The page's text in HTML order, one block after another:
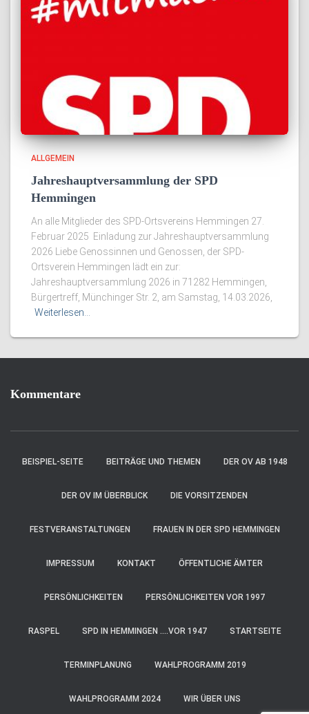
ALLGEMEIN
Jahreshauptversammlung der SPD
Hemmingen
An alle Mitglieder des SPD-Ortsvereins Hemmingen 27.
Februar 2025 Einladung zur Jahreshauptversammlung
2026 Liebe Genossinnen und Genossen, der SPD-
Ortsverein Hemmingen lädt ein zur:
Jahreshauptversammlung 2026 in 71282 Hemmingen,
Bürgertreff, Münchinger Str. 2, am Samstag, 14.03.2026,
Weiterlesen…
Kommentare
BEISPIEL-SEITE BEITRÄGE UND THEMEN DER OV AB 1948
DER OV IM ÜBERBLICK DIE VORSITZENDEN
FESTVERANSTALTUNGEN FRAUEN IN DER SPD HEMMINGEN
IMPRESSUM KONTAKT ÖFFENTLICHE ÄMTER
PERSÖNLICHKEITEN PERSÖNLICHKEITEN VOR 1997
RASPEL SPD IN HEMMINGEN ….VOR 1947 STARTSEITE
TERMINPLANUNG WAHLPROGRAMM 2019
WAHLPROGRAMM 2024 WIR ÜBER UNS